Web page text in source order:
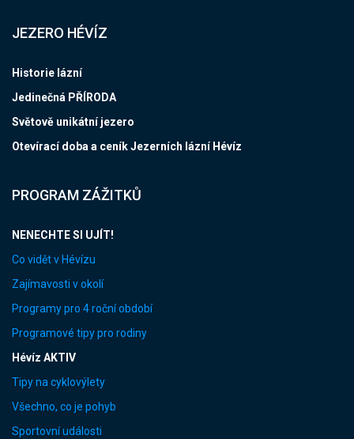
JEZERO HÉVÍZ
Historie lázní
Jedinečná PŘÍRODA
Světově unikátní jezero
Otevírací doba a ceník Jezerních lázní Hévíz
PROGRAM ZÁŽITKŮ
NENECHTE SI UJÍT!
Co vidět v Hévízu
Zajímavosti v okolí
Programy pro 4 roční období
Programové tipy pro rodiny
Hévíz AKTIV
Tipy na cyklovýlety
Všechno, co je pohyb
Sportovní události